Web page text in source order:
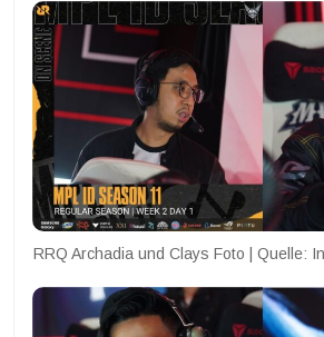
RRQ Archadia und Clays Foto | Quelle: